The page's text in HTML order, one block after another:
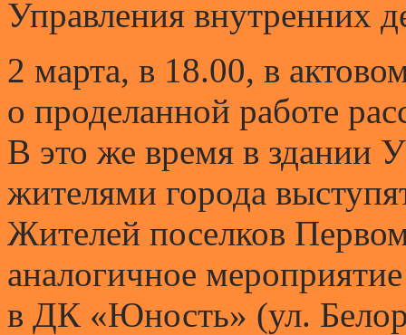
Управления внутренних
2 марта, в 18.00, в
о проделанной работе
В это же время в здании
жителями города
Жителей поселков
аналогичное
в ДК «Юность» (ул.